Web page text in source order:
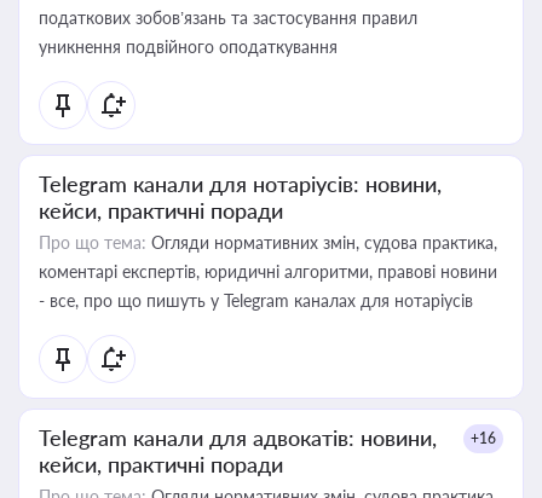
податкових зобов’язань та застосування правил
уникнення подвійного оподаткування
Telegram канали для нотаріусів: новини,
кейси, практичні поради
Про що тема: Огляди нормативних змін, судова практика,
коментарі експертів, юридичні алгоритми, правові новини
- все, про що пишуть у Telegram каналах для нотаріусів
Telegram канали для адвокатів: новини,
кейси, практичні поради
+16